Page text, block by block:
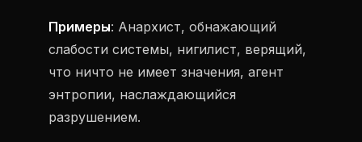
Примеры: Анархист, обнажающий
слабости системы, нигилист, верящий,
что ничто не имеет значения, агент
энтропии, наслаждающийся
разрушением.